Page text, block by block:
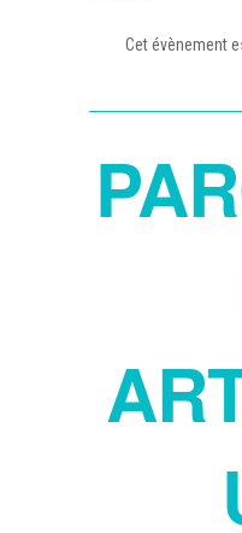
Cet évènement